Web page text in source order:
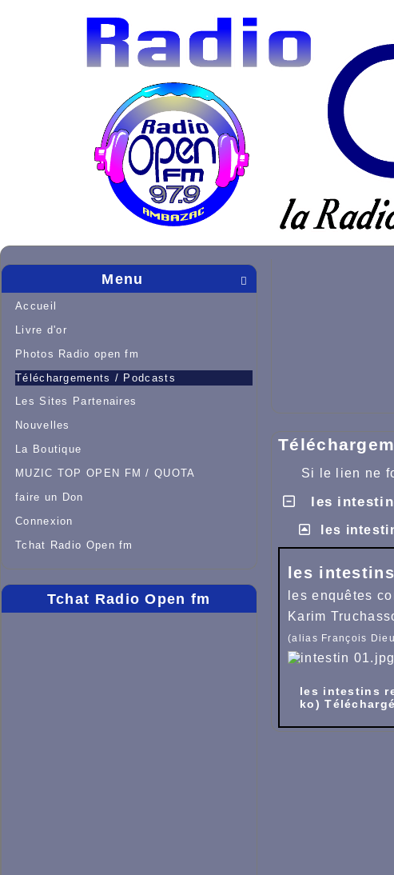

Menu
Accueil
Livre d'or
Photos Radio open fm
Téléchargements / Podcasts
Les Sites Partenaires
Nouvelles
La Boutique
MUZIC TOP OPEN FM / QUOTA
faire un Don
Connexion
Tchat Radio Open fm
Tchat Radio Open fm
Si le lien ne
les
les
les
les enquêtes
Karim
(alias François
les intestins
ko)